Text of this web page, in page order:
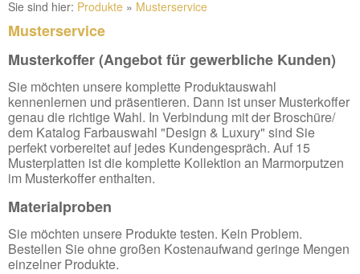
Sie sind hier: Produkte » Musterservice
Musterservice
Musterkoffer (Angebot für gewerbliche Kunden)
Sie möchten unsere komplette Produktauswahl
kennenlernen und präsentieren. Dann ist unser Musterkoffer
genau die richtige Wahl. In Verbindung mit der Broschüre/
dem Katalog Farbauswahl "Design & Luxury" sind Sie
perfekt vorbereitet auf jedes Kundengespräch. Auf 15
Musterplatten ist die komplette Kollektion an Marmorputzen
im Musterkoffer enthalten.
Materialproben
Sie möchten unsere Produkte testen. Kein Problem.
Bestellen Sie ohne großen Kostenaufwand geringe Mengen
einzelner Produkte.